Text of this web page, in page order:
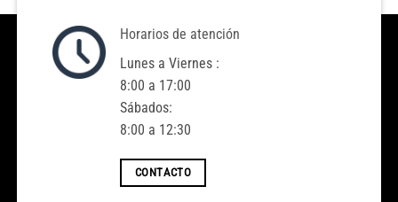
Horarios de atención
Lunes a Viernes :
8:00 a 17:00
Sábados:
8:00 a 12:30
CONTACTO